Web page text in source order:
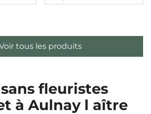
tous les produits
fleuristes
à Aulnay l aître